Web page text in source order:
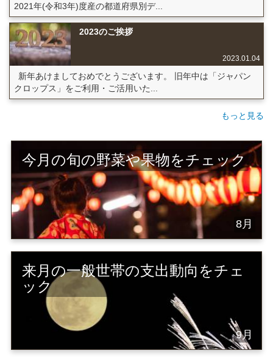
2021年(令和3年)度産の都道府県別デ...
2023のご挨拶
2023.01.04
新年あけましておめでとうございます。 旧年中は「ジャパン
クロップス」をご利用・ご活用いた...
もっと見る
今月の旬の野菜や果物をチェック
8月
来月の一般世帯の支出動向をチェ
ック
9月